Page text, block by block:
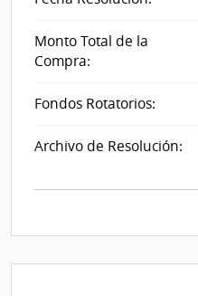
Monto Total de la
Compra:
Fondos Rotatorios:
Archivo de Resolución: